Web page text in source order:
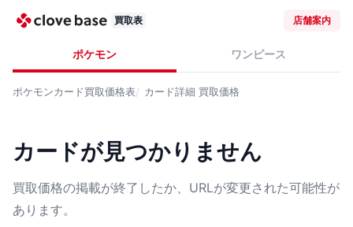
買取表 店舗案内
ポケモン ワンピース
ポケモンカード買取価格表 カード詳細 買取価格
カードが見つかりません
買取価格の掲載が終了したか、URLが変更された可能性が
あります。